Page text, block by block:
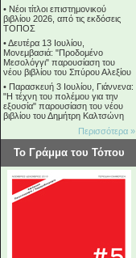
• Νέοι τίτλοι επιστημονικού
βιβλίου 2026, από τις εκδόσεις
ΤΟΠΟΣ
•Δευτέρα 13 Ιουλίου,
Μονεμβασιά: "Προδομένο
Μεσολόγγι" παρουσίαση του
νέου βιβλίου του Σπύρου Αλεξίου
• Παρασκευή 3 Ιουλίου, Γιάννενα:
"Η τέχνη του πολέμου για την
εξουσία" παρουσίαση του νέου
βιβλίου του Δημήτρη Καλτσώνη
Περισσότερα »
Το Γράμμα του Τόπου